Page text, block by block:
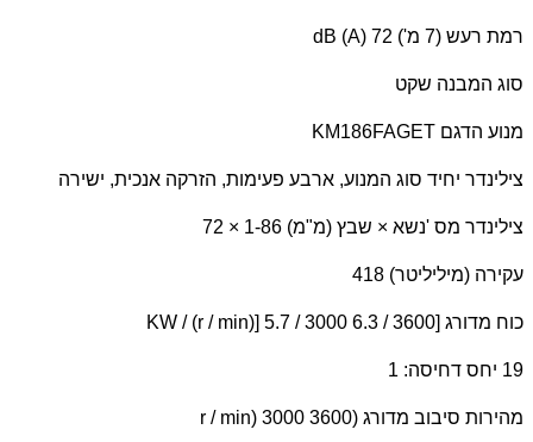
רמת רעש (7 מ') dB (A) 72
סוג המבנה שקט
מנוע הדגם KM186FAGET
צילינדר יחיד סוג המנוע, ארבע פעימות, הזרקה אנכית, ישירה
צילינדר מס 'נשא × שבץ (מ"מ) 1-86 × 72
עקירה (מיליליטר) 418
כוח מדורג [KW / (r / min)] 5.7 / 3000 6.3 / 3600
19 יחס דחיסה: 1
מהירות סיבוב מדורג (r / min) 3000 3600